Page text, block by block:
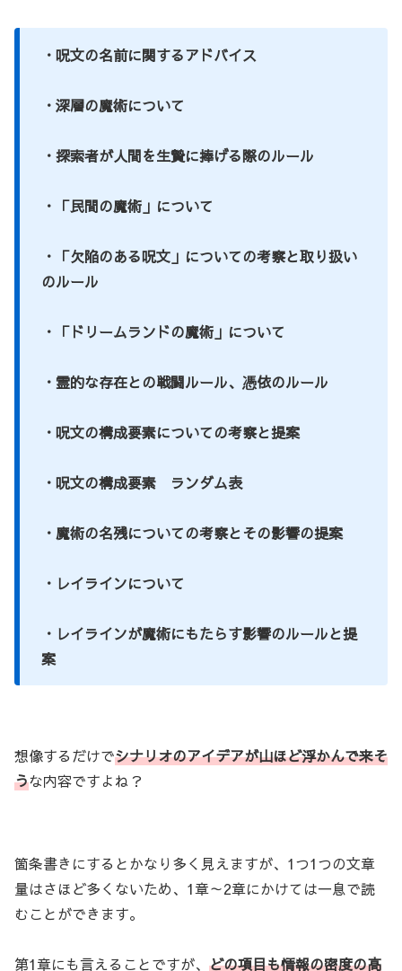
・呪文の名前に関するアドバイス
・深層の魔術について
・探索者が人間を生贄に捧げる際のルール
・「民間の魔術」について
・「欠陥のある呪文」についての考察と取り扱い
のルール
・「ドリームランドの魔術」について
・霊的な存在との戦闘ルール、憑依のルール
・呪文の構成要素についての考察と提案
・呪文の構成要素 ランダム表
・魔術の名残についての考察とその影響の提案
・レイラインについて
・レイラインが魔術にもたらす影響のルールと提
案
想像するだけでシナリオのアイデアが山ほど浮かんで来そ
うな内容ですよね？
箇条書きにするとかなり多く見えますが、1つ1つの文章
量はさほど多くないため、1章～2章にかけては一息で読
むことができます。
第1章にも言えることですが、 どの項目も情報の密度の高